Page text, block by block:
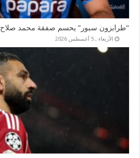
“طرابزون سبور” يحسم صفقة محمد صلاح
الأربعاء , 5 أغسطس 2026